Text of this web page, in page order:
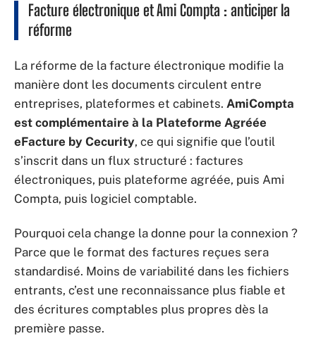
Facture électronique et Ami Compta : anticiper la
réforme
La réforme de la facture électronique modifie la
manière dont les documents circulent entre
entreprises, plateformes et cabinets. AmiCompta
est complémentaire à la Plateforme Agréée
eFacture by Cecurity, ce qui signifie que l’outil
s’inscrit dans un flux structuré : factures
électroniques, puis plateforme agréée, puis Ami
Compta, puis logiciel comptable.
Pourquoi cela change la donne pour la connexion ?
Parce que le format des factures reçues sera
standardisé. Moins de variabilité dans les fichiers
entrants, c’est une reconnaissance plus fiable et
des écritures comptables plus propres dès la
première passe.